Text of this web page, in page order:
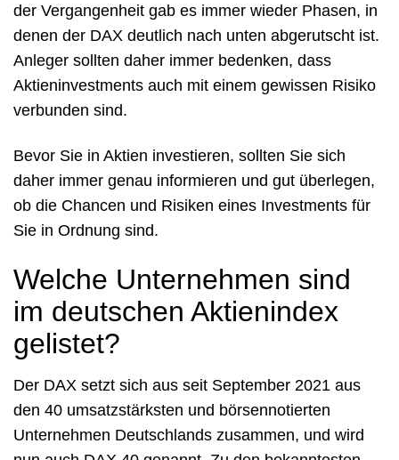
der Vergangenheit gab es immer wieder Phasen, in
denen der DAX deutlich nach unten abgerutscht ist.
Anleger sollten daher immer bedenken, dass
Aktieninvestments auch mit einem gewissen Risiko
verbunden sind.
Bevor Sie in Aktien investieren, sollten Sie sich
daher immer genau informieren und gut überlegen,
ob die Chancen und Risiken eines Investments für
Sie in Ordnung sind.
Welche Unternehmen sind
im deutschen Aktienindex
gelistet?
Der DAX setzt sich aus seit September 2021 aus
den 40 umsatzstärksten und börsennotierten
Unternehmen Deutschlands zusammen, und wird